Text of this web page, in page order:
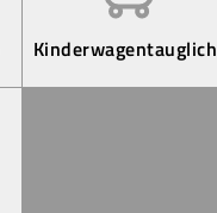
Kinderwagentauglich